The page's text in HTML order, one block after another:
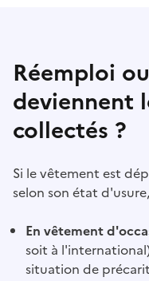
Réemploi
deviennent
collectés ?
Si le vêtement est
selon son état
En vêtement
soit à
situation de